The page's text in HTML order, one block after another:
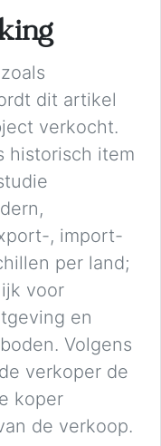
dit artikel
verkocht.
historisch item
, import-
per land;
voor
en
Volgens
verkoper de
koper
de verkoop.